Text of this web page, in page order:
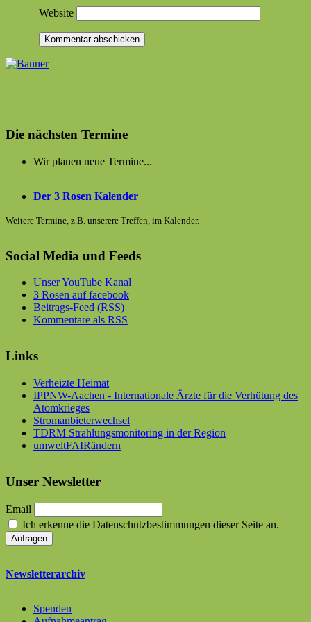
Website
Die nächsten Termine
Wir planen neue Termine...
Der 3 Rosen Kalender
Weitere Termine, z.B. unserere Treffen, im Kalender.
Social Media und Feeds
Unser YouTube Kanal
3 Rosen auf facebook
Beitrags-Feed (RSS)
Kommentare als RSS
Links
Verheizte Heimat
IPPNW-Aachen - Internationale Ärzte für die Verhütung des
Atomkrieges
Stromanbieterwechsel
TDRM Strahlungsmonitoring in der Region
umweltFAIRändern
Unser Newsletter
Email
Ich erkenne die Datenschutzbestimmungen dieser Seite an.
Newsletterarchiv
Spenden